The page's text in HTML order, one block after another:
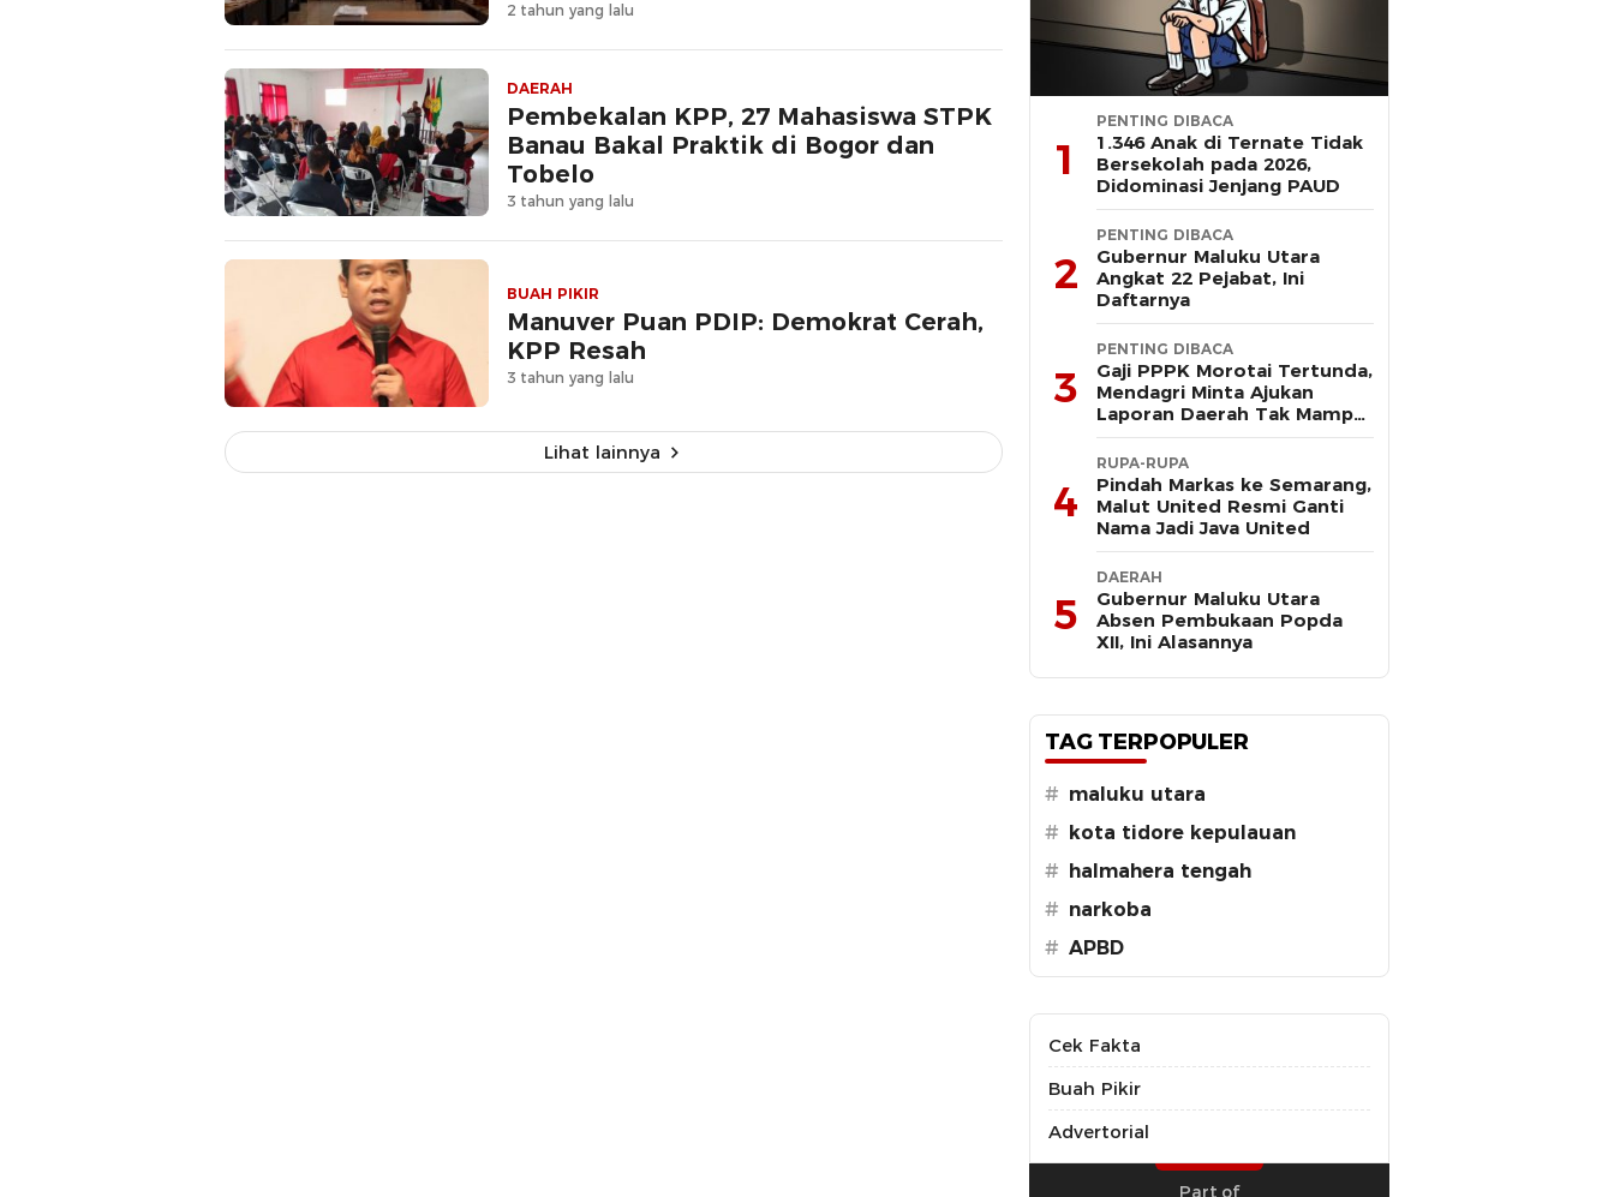
2 tahun yang lalu
DAERAH
Pembekalan KPP, 27 Mahasiswa STPK
Banau Bakal Praktik di Bogor dan
Tobelo
3 tahun yang lalu
BUAH PIKIR
Manuver Puan PDIP: Demokrat Cerah,
KPP Resah
3 tahun yang lalu
Lihat lainnya
1
PENTING DIBACA
1.346 Anak di Ternate Tidak
Bersekolah pada 2026,
Didominasi Jenjang PAUD
2
PENTING DIBACA
Gubernur Maluku Utara
Angkat 22 Pejabat, Ini
Daftarnya
3
PENTING DIBACA
Gaji PPPK Morotai Tertunda,
Mendagri Minta Ajukan
Laporan Daerah Tak Mampu
Bayar Pegawai
4
RUPA-RUPA
Pindah Markas ke Semarang,
Malut United Resmi Ganti
Nama Jadi Java United
5
DAERAH
Gubernur Maluku Utara
Absen Pembukaan Popda
XII, Ini Alasannya
TAG TERPOPULER
# maluku utara
#
kota tidore kepulauan
#
halmahera tengah
# narkoba
# APBD
Cek Fakta
Buah Pikir
Advertorial